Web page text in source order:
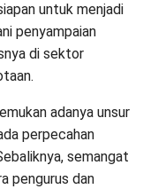
untuk menjadi
penyampaian
di sektor
adanya unsur
perpecahan
semangat
pengurus dan